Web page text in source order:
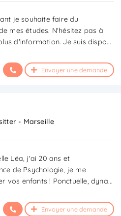
je souhaite faire du
mes études. N'hésitez pas à
d'information. Je suis dispo...
Envoyer une demande
- Marseille
Léa, j'ai 20 ans et
de Psychologie, je me
vos enfants ! Ponctuelle, dyna...
Envoyer une demande